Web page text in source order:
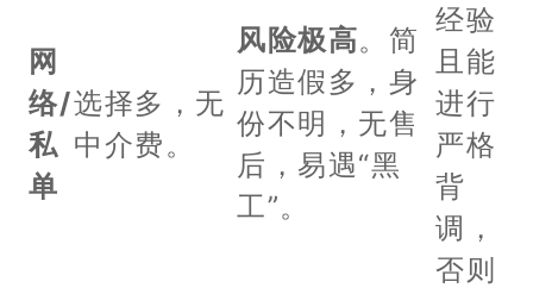
网
络/
私
单
选择多，无
中介费。
风险极高。简
历造假多，身
份不明，无售
后，易遇“黑
工”。
经验
且能
进行
严格
背
调，
否则